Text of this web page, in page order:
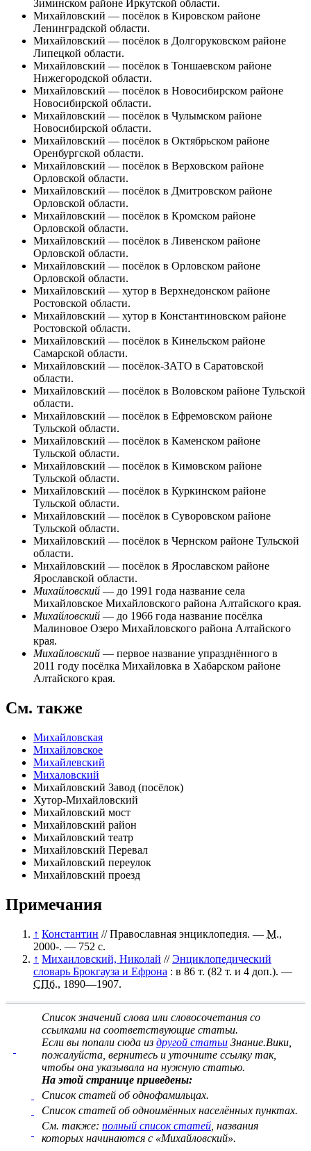
Зиминском районе Иркутской области.
Михайловский — посёлок в Кировском районе
Ленинградской области.
Михайловский — посёлок в Долгоруковском районе
Липецкой области.
Михайловский — посёлок в Тоншаевском районе
Нижегородской области.
Михайловский — посёлок в Новосибирском районе
Новосибирской области.
Михайловский — посёлок в Чулымском районе
Новосибирской области.
Михайловский — посёлок в Октябрьском районе
Оренбургской области.
Михайловский — посёлок в Верховском районе
Орловской области.
Михайловский — посёлок в Дмитровском районе
Орловской области.
Михайловский — посёлок в Кромском районе
Орловской области.
Михайловский — посёлок в Ливенском районе
Орловской области.
Михайловский — посёлок в Орловском районе
Орловской области.
Михайловский — хутор в Верхнедонском районе
Ростовской области.
Михайловский — хутор в Константиновском районе
Ростовской области.
Михайловский — посёлок в Кинельском районе
Самарской области.
Михайловский — посёлок-ЗАТО в Саратовской
области.
Михайловский — посёлок в Воловском районе Тульской
области.
Михайловский — посёлок в Ефремовском районе
Тульской области.
Михайловский — посёлок в Каменском районе
Тульской области.
Михайловский — посёлок в Кимовском районе
Тульской области.
Михайловский — посёлок в Куркинском районе
Тульской области.
Михайловский — посёлок в Суворовском районе
Тульской области.
Михайловский — посёлок в Чернском районе Тульской
области.
Михайловский — посёлок в Ярославском районе
Ярославской области.
Михайловский — до 1991 года название села
Михайловское Михайловского района Алтайского края.
Михайловский — до 1966 года название посёлка
Малиновое Озеро Михайловского района Алтайского
края.
Михайловский — первое название упразднённого в
2011 году посёлка Михайловка в Хабарском районе
Алтайского края.
См. также
Михайловская
Михайловское
Михайлевский
Михаловский
Михайловский Завод (посёлок)
Хутор-Михайловский
Михайловский мост
Михайловский район
Михайловский театр
Михайловский Перевал
Михайловский переулок
Михайловский проезд
Примечания
↑ Константин //Православная энциклопедия. — М.,
2000-. — 752 с.
↑ Михаиловский, Николай //Энциклопедический
словарь Брокгауза и Ефрона : в 86 т. (82 т. и 4 доп.). —
СПб., 1890—1907.
Список значений слова или словосочетания со
ссылками на соответствующие статьи.
Если вы попали сюда из другой статьи Знание.Вики,
пожалуйста, вернитесь и уточните ссылку так,
чтобы она указывала на нужную статью.
На этой странице приведены:
Список статей об однофамильцах.
Список статей об одноимённых населённых пунктах.
См. также: полный список статей , названия
которых начинаются с «Михайловский».